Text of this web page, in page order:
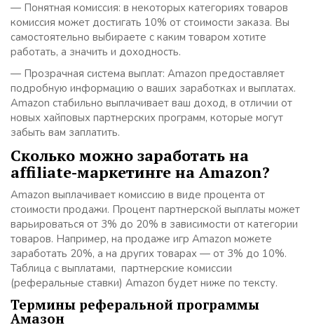
— Понятная комиссия: в некоторых категориях товаров
комиссия может достигать 10% от стоимости заказа. Вы
самостоятельно выбираете с каким товаром хотите
работать, а значить и доходность.
— Прозрачная система выплат: Amazon предоставляет
подробную информацию о ваших заработках и выплатах.
Amazon стабильно выплачивает ваш доход, в отличии от
новых хайповых партнерских программ, которые могут
забыть вам заплатить.
Сколько можно заработать на
affiliate-маркетинге на Amazon?
Amazon выплачивает комиссию в виде процента от
стоимости продажи. Процент партнерской выплаты может
варьироваться от 3% до 20% в зависимости от категории
товаров. Например, на продаже игр Amazon можете
заработать 20%, а на других товарах — от 3% до 10%.
Таблица с выплатами, партнерские комиссии
(реферальные ставки) Amazon будет ниже по тексту.
Термины реферальной программы
Амазон